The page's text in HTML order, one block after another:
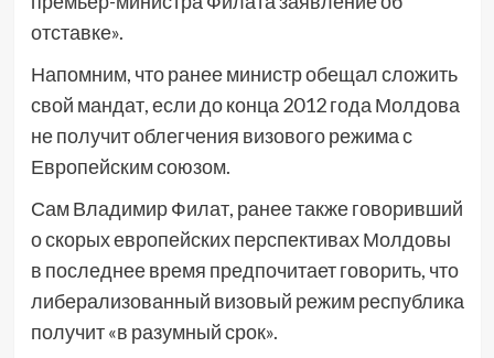
отставке».
Напомним, что ранее министр обещал сложить
свой мандат, если до конца 2012 года Молдова
не получит облегчения визового режима с
Европейским союзом.
Сам Владимир Филат, ранее также говоривший
о скорых европейских перспективах Молдовы
в последнее время предпочитает говорить, что
либерализованный визовый режим республика
получит «в разумный срок».